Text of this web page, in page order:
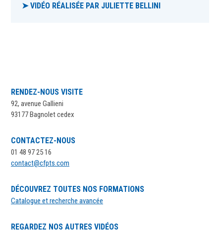
➤ VIDÉO RÉALISÉE PAR JULIETTE BELLINI
RENDEZ-NOUS VISITE
92, avenue Gallieni
93177 Bagnolet cedex
CONTACTEZ-NOUS
01 48 97 25 16
contact@cfpts.com
DÉCOUVREZ TOUTES NOS FORMATIONS
Catalogue et recherche avancée
REGARDEZ NOS AUTRES VIDÉOS